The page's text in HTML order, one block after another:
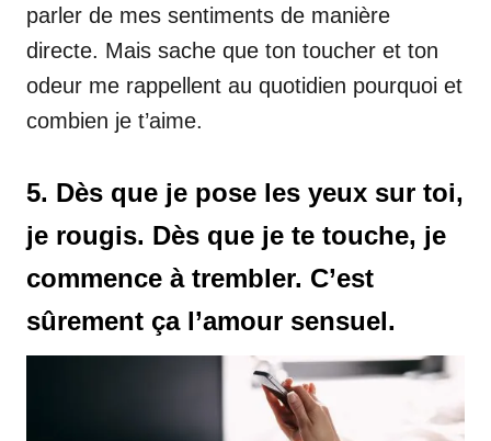
parler de mes sentiments de manière
directe. Mais sache que ton toucher et ton
odeur me rappellent au quotidien pourquoi et
combien je t’aime.
5. Dès que je pose les yeux sur toi,
je rougis. Dès que je te touche, je
commence à trembler. C’est
sûrement ça l’amour sensuel.